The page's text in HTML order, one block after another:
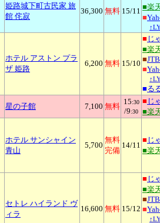
姫路城下町古民家 旅
館 侘寂
36,300 無料 15/11 ■楽
■
ホテル アストン プラ
ザ 姫路
6,200 無料 15/10
■ じ
■楽
■JTB
■
■る
星の子館 7,100 無料
15:30
/9:30
■ じ
■楽
ホテル サンシャイン
青山
5,700
無料
完備
14/11
■ じ
■楽
セトレ ハイランド ヴ
ィラ
16,600 無料 15/12
■ じ
■楽
■JTB
■